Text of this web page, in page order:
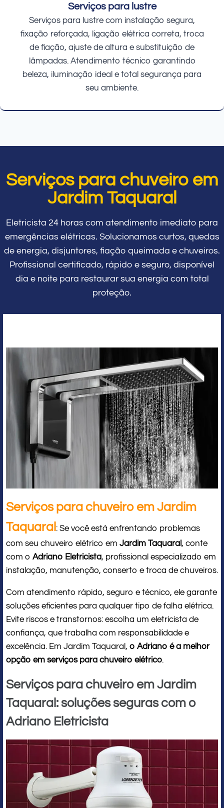
Serviços para lustre
Serviços para lustre com instalação segura,
fixação reforçada, ligação elétrica correta, troca
de fiação, ajuste de altura e substituição de
lâmpadas. Atendimento técnico garantindo
beleza, iluminação ideal e total segurança para
seu ambiente.
Serviços para chuveiro em
Jardim Taquaral
Eletricista 24 horas com atendimento imediato para
emergências elétricas. Solucionamos curtos, quedas
de energia, disjuntores, fiação queimada e chuveiros.
Profissional certificado, rápido e seguro, disponível
dia e noite para restaurar sua energia com total
proteção.
Serviços para chuveiro em Jardim
Taquaral : Se você está enfrentando problemas
com seu chuveiro elétrico em Jardim Taquaral, conte
com o Adriano Eletricista, profissional especializado em
instalação, manutenção, conserto e troca de chuveiros.
Com atendimento rápido, seguro e técnico, ele garante
soluções eficientes para qualquer tipo de falha elétrica.
Evite riscos e transtornos: escolha um eletricista de
confiança, que trabalha com responsabilidade e
excelência. Em Jardim Taquaral, o Adriano é a melhor
opção em serviços para chuveiro elétrico.
Serviços para chuveiro em Jardim
Taquaral: soluções seguras com o
Adriano Eletricista